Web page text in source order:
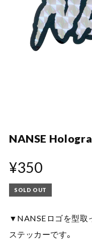
NANSE
¥350
SOLD OUT
▼NANSEロゴを型取
ステッカーです。